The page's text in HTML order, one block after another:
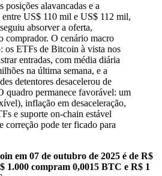
posições alavancadas e a
entre US$ 110 mil e US$ 112 mil,
absorver a oferta,
comprador. O cenário macro
os ETFs de Bitcoin à vista nos
entradas, com média diária
na última semana, e a
detentores desacelerou de
quadro permanece favorável: um
inflação em desaceleração,
e suporte on-chain estável
correção pode ter ficado para
em 07 de outubro de 2025 é de R$
1.000 compram 0,0015 BTC e R$ 1